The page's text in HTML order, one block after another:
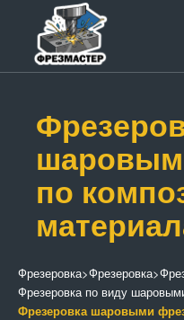
по
Фрезеровка>Фрезеровка>
Фрезеровка по виду
Фрезеровка шаровыми